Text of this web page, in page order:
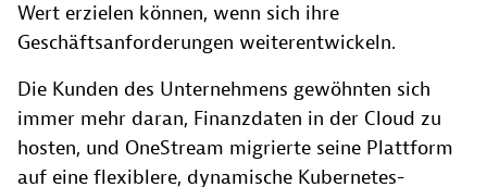
Wert erzielen können, wenn sich ihre
Geschäftsanforderungen weiterentwickeln.
Die Kunden des Unternehmens gewöhnten sich
immer mehr daran, Finanzdaten in der Cloud zu
hosten, und OneStream migrierte seine Plattform
auf eine flexiblere, dynamische Kubernetes-